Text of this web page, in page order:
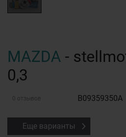
MAZDA -
0,3
0 отзывов B09359350A
Еще варианты